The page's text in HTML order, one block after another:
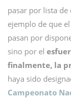
pasar por lista de
ejemplo de que
pasan por
sino por el
finalmente, la
haya sido
Campeonato